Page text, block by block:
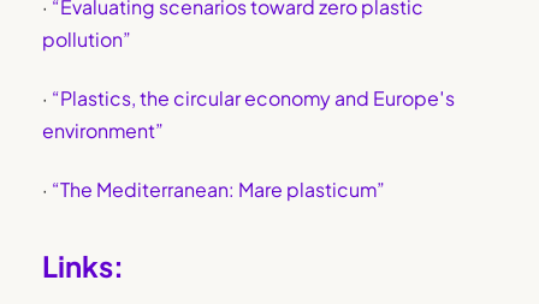
· “Evaluating scenarios toward zero plastic
pollution”
· “Plastics, the circular economy and Europe′s
environment”
· “The Mediterranean: Mare plasticum”
Links: